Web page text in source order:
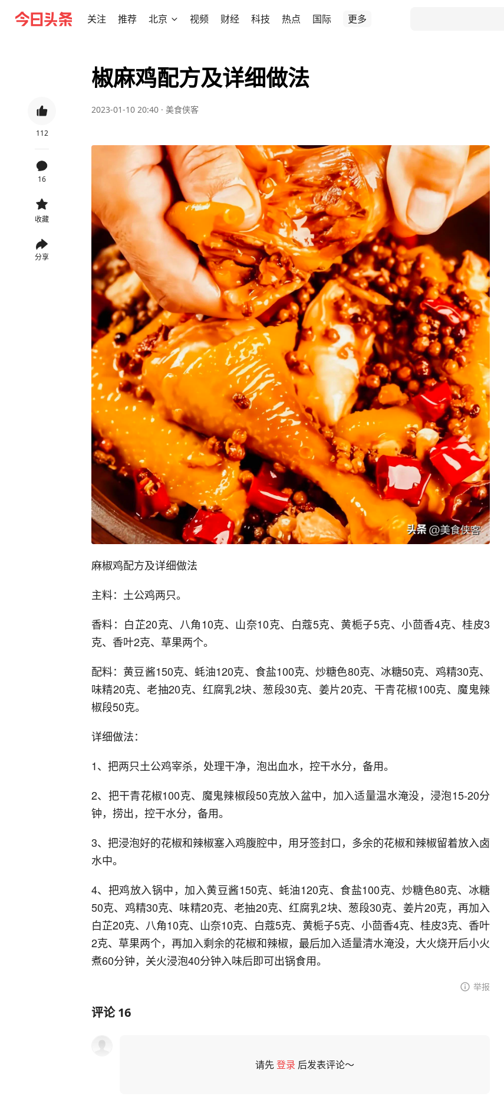
关注 推荐 北京 视频 财经 科技 热点 国际 更多
112
16
收藏
分享
椒麻鸡配方及详细做法
2023-01-10 20:40 · 美食侠客
麻椒鸡配方及详细做法
主料：土公鸡两只。
香料：白芷20克、八角10克、山奈10克、白蔻5克、黄栀子5克、小茴香4克、桂皮3
克、香叶2克、草果两个。
配料：黄豆酱150克、蚝油120克、食盐100克、炒糖色80克、冰糖50克、鸡精30克、
味精20克、老抽20克、红腐乳2块、葱段30克、姜片20克、干青花椒100克、魔鬼辣
椒段50克。
详细做法：
1、把两只土公鸡宰杀，处理干净，泡出血水，控干水分，备用。
2、把干青花椒100克、魔鬼辣椒段50克放入盆中，加入适量温水淹没，浸泡15-20分
钟，捞出，控干水分，备用。
3、把浸泡好的花椒和辣椒塞入鸡腹腔中，用牙签封口，多余的花椒和辣椒留着放入卤
水中。
4、把鸡放入锅中，加入黄豆酱150克、蚝油120克、食盐100克、炒糖色80克、冰糖
50克、鸡精30克、味精20克、老抽20克、红腐乳2块、葱段30克、姜片20克，再加入
白芷20克、八角10克、山奈10克、白蔻5克、黄栀子5克、小茴香4克、桂皮3克、香叶
2克、草果两个，再加入剩余的花椒和辣椒，最后加入适量清水淹没，大火烧开后小火
煮60分钟，关火浸泡40分钟入味后即可出锅食用。
举报
评论16
请先登录 后发表评论～